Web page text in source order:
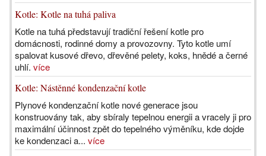
Kotle: Kotle na tuhá paliva
Kotle na tuhá představují tradiční řešení kotle pro
domácnosti, rodinné domy a provozovny. Tyto kotle umí
spalovat kusové dřevo, dřevěné pelety, koks, hnědé a černé
uhlí. více
Kotle: Nástěnné kondenzační kotle
Plynové kondenzační kotle nové generace jsou
konstruovány tak, aby sbíraly tepelnou energii a vracely ji pro
maximální účinnost zpět do tepelného výměníku, kde dojde
ke kondenzaci a... více